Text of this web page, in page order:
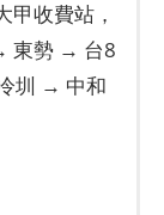
收費站，
東勢 → 台8
圳 → 中和